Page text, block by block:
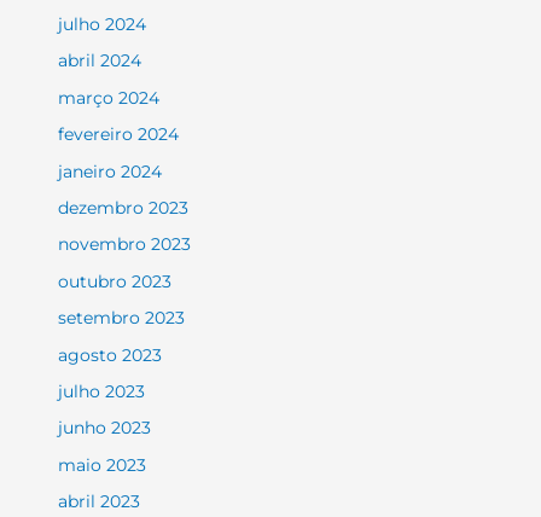
julho 2024
abril 2024
março 2024
fevereiro 2024
janeiro 2024
dezembro 2023
novembro 2023
outubro 2023
setembro 2023
agosto 2023
julho 2023
junho 2023
maio 2023
abril 2023